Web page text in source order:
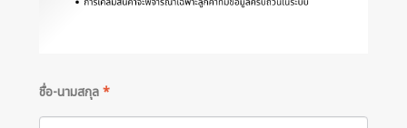
ชื่อ-นามสกุล*